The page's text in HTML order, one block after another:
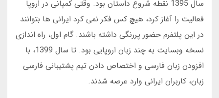
سال 1395 نقطه شروع داستان بود. وقتی کمپانی در اروپا
فعالیت را آغاز کرد، هیچ کس فکر نمی کرد ایرانی ها بتوانند
در این پلتفرم حضور پررنگی داشته باشند. گام اول، راه اندازی
نسخه وبسایت به چند زبان اروپایی بود. تا سال 1399، با
افزودن زبان فارسی و اختصاص دادن تیم پشتیبانی فارسی
زبان، کاربران ایرانی وارد عرصه شدند.